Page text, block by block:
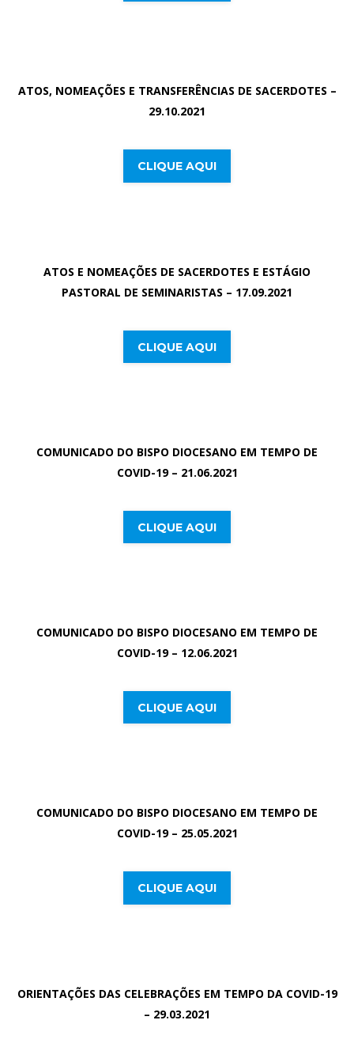
ATOS, NOMEAÇÕES E TRANSFERÊNCIAS DE SACERDOTES –
29.10.2021
CLIQUE AQUI
ATOS E NOMEAÇÕES DE SACERDOTES E ESTÁGIO
PASTORAL DE SEMINARISTAS – 17.09.2021
CLIQUE AQUI
COMUNICADO DO BISPO DIOCESANO EM TEMPO DE
COVID-19 – 21.06.2021
CLIQUE AQUI
COMUNICADO DO BISPO DIOCESANO EM TEMPO DE
COVID-19 – 12.06.2021
CLIQUE AQUI
COMUNICADO DO BISPO DIOCESANO EM TEMPO DE
COVID-19 – 25.05.2021
CLIQUE AQUI
ORIENTAÇÕES DAS CELEBRAÇÕES EM TEMPO DA COVID-19
– 29.03.2021